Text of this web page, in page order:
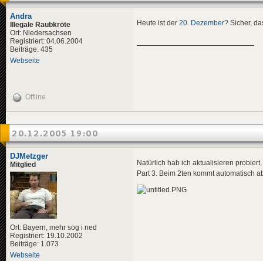
Andra
Illegale Raubkröte
Ort: Niedersachsen
Registriert: 04.06.2004
Beiträge: 435
Webseite
Heute ist der 20. Dezember? Sicher,
Offline
20.12.2005 19:00
DJMetzger
Mitglied
Ort: Bayern, mehr sog i ned
Registriert: 19.10.2002
Beiträge: 1.073
Webseite
Natürlich hab ich aktualisieren
Part 3. Beim 2ten kommt automatisch